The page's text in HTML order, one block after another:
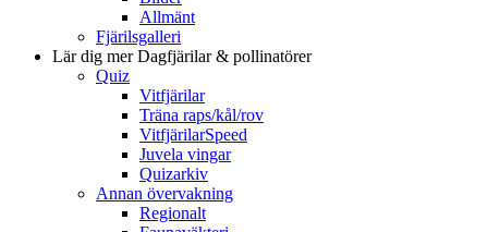
Allmänt
Fjärilsgalleri
Lär dig merDagfjärilar & pollinatörer
Quiz
Vitfjärilar
Träna raps/kål/rov
VitfjärilarSpeed
Juvela vingar
Quizarkiv
Annan övervakning
Regionalt